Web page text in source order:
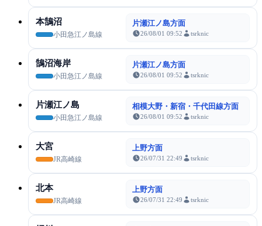
本鵠沼
小田急江ノ島線
片瀬江ノ島方面
26/08/01 09:52 tsrknic
鵠沼海岸
小田急江ノ島線
片瀬江ノ島方面
26/08/01 09:52 tsrknic
片瀬江ノ島
小田急江ノ島線
相模大野・新宿・千代田線方面
26/08/01 09:52 tsrknic
大宮
JR高崎線
上野方面
26/07/31 22:49 tsrknic
北本
JR高崎線
上野方面
26/07/31 22:49 tsrknic